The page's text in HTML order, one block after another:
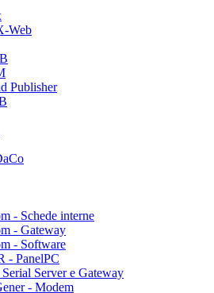
Web
Publisher
- Schede interne
- Gateway
- Software
- PanelPC
Server e Gateway
- Modem